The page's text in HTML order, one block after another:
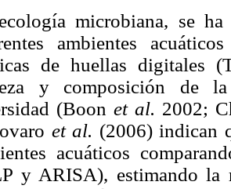
microbiana, se
ambientes
de huellas digitales
y composición de la
(Boonet al. 2002;
et al. (2006) indican
acuáticos
y ARISA), estimando la